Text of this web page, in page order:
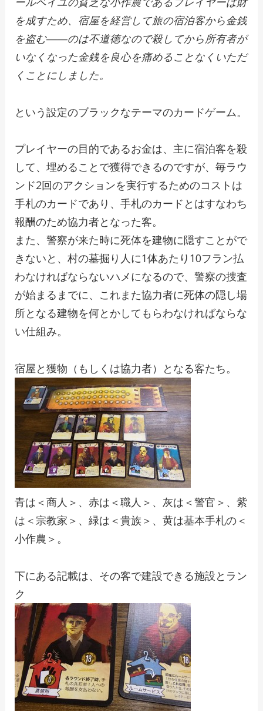
を成すため、宿屋を経営して旅の宿泊客から金銭
を盗む――のは不道徳なので殺してから所有者が
いなくなった金銭を良心を痛めることなくいただ
くことにしました。
という設定のブラックなテーマのカードゲーム。
プレイヤーの目的であるお金は、主に宿泊客を殺
して、埋めることで獲得できるのですが、毎ラウ
ンド2回のアクションを実行するためのコストは
手札のカードであり、手札のカードとはすなわち
報酬のため協力者となった客。
また、警察が来た時に死体を建物に隠すことがで
きないと、村の墓掘り人に1体あたり10フラン払
わなければならないハメになるので、警察の捜査
が始まるまでに、これまた協力者に死体の隠し場
所となる建物を何とかしてもらわなければならな
い仕組み。
宿屋と獲物（もしくは協力者）となる客たち。
青は＜商人＞、赤は＜職人＞、灰は＜警官＞、紫
は＜宗教家＞、緑は＜貴族＞、黄は基本手札の＜
小作農＞。
下にある記載は、その客で建設できる施設とラン
ク